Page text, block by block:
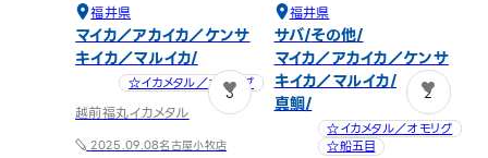
福井県
マイカ／アカイカ／ケンサ
キイカ／マルイカ
☆イカメタル／オモリグ
越前福丸イカメタル
2025.09.08名古屋小牧店
3
福井県
サバ その他
マイカ／アカイカ／ケンサ
キイカ／マルイカ
真鯛
☆イカメタル／オモリグ
☆船五目
2